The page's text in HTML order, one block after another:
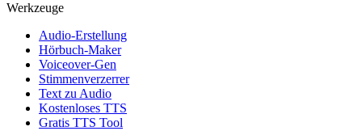
Werkzeuge
Audio-Erstellung
Hörbuch-Maker
Voiceover-Gen
Stimmenverzerrer
Text zu Audio
Kostenloses TTS
Gratis TTS Tool